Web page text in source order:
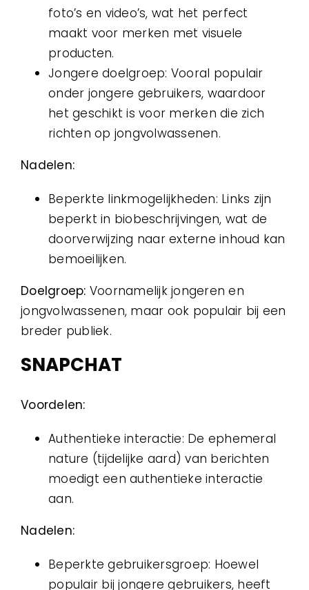
foto’s en video’s, wat het perfect
maakt voor merken met visuele
producten.
Jongere doelgroep: Vooral populair
onder jongere gebruikers, waardoor
het geschikt is voor merken die zich
richten op jongvolwassenen.
Nadelen:
Beperkte linkmogelijkheden: Links zijn
beperkt in biobeschrijvingen, wat de
doorverwijzing naar externe inhoud kan
bemoeilijken.
Doelgroep: Voornamelijk jongeren en
jongvolwassenen, maar ook populair bij een
breder publiek.
SNAPCHAT
Voordelen:
Authentieke interactie: De ephemeral
nature (tijdelijke aard) van berichten
moedigt een authentieke interactie
aan.
Nadelen:
Beperkte gebruikersgroep: Hoewel
populair bij jongere gebruikers, heeft